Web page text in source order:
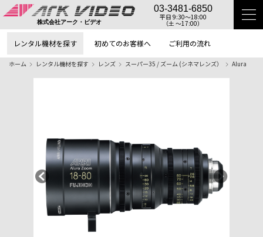
株式会社アーク・ビデオ
03-3481-6850
平日 9:30〜18:00
（土 〜17:00）
レンタル機材を探す 初めてのお客様へ ご利用の流れ
ホーム レンタル機材を探す レンズ スーパー35 / ズーム (シネマレンズ） Alura